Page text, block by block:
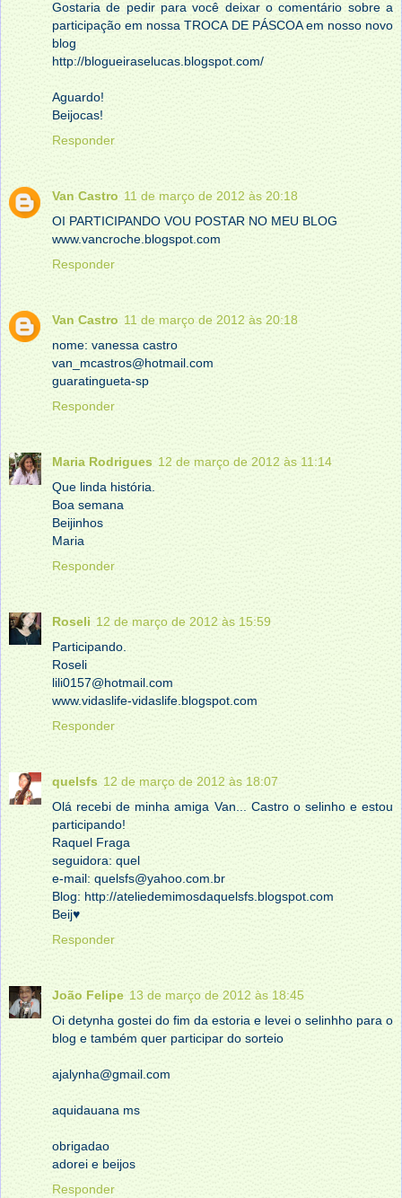
Gostaria de pedir para você deixar o comentário sobre a
participação em nossa TROCA DE PÁSCOA em nosso novo
blog
http://blogueiraselucas.blogspot.com/
Aguardo!
Beijocas!
Responder
Van Castro 11 de março de 2012 às 20:18
OI PARTICIPANDO VOU POSTAR NO MEU BLOG
www.vancroche.blogspot.com
Responder
Van Castro 11 de março de 2012 às 20:18
nome: vanessa castro
van_mcastros@hotmail.com
guaratingueta-sp
Responder
Maria Rodrigues 12 de março de 2012 às 11:14
Que linda história.
Boa semana
Beijinhos
Maria
Responder
Roseli 12 de março de 2012 às 15:59
Participando.
Roseli
lili0157@hotmail.com
www.vidaslife-vidaslife.blogspot.com
Responder
quelsfs 12 de março de 2012 às 18:07
Olá recebi de minha amiga Van... Castro o selinho e estou
participando!
Raquel Fraga
seguidora: quel
e-mail: quelsfs@yahoo.com.br
Blog: http://ateliedemimosdaquelsfs.blogspot.com
Beij♥
Responder
João Felipe 13 de março de 2012 às 18:45
Oi detynha gostei do fim da estoria e levei o selinhho para o
blog e também quer participar do sorteio
ajalynha@gmail.com
aquidauana ms
obrigadao
adorei e beijos
Responder